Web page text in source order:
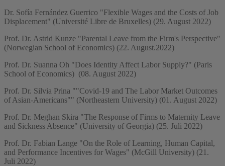
Dr. Sofía Fernández Guerrico "Flexible Wages and the Costs of Job
Displacement" (Université Libre de Bruxelles) (29. August 2022)
Prof. Dr. Astrid Kunze "Parental Leave from the Firm's Perspective"
(Norwegian School of Economics) (22. August.2022)
Prof. Dr. Suanna Oh "Does Identity Affect Labor Supply?" (Paris
School of Economics) (08. August 2022)
Prof. Dr. Silvia Prina ""Covid-19 and The Labor Market Outcomes
of Asian-Americans"" (Northeastern University) (01. August 2022)
Prof. Dr. Meghan Skira "The Response of Firms to Maternity Leave
and Sickness Absence" (University of Georgia) (25. Juli 2022)
Prof. Dr. Fabian Lange "On the Role of Learning, Human Capital,
and Performance Incentives for Wages" (McGill University) (21.
Juli 2022)